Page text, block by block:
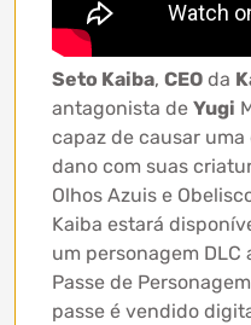
Seto Kaiba, CEO da
antagonista de Yugi
capaz de causar
dano com suas
Olhos Azuis e
Kaiba estará
um personagem
Passe de
passe é vendido